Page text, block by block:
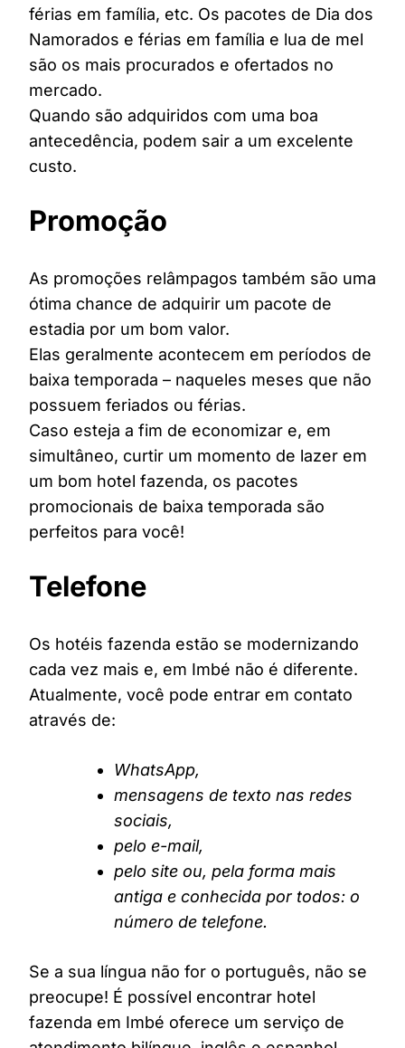
férias em família, etc. Os pacotes de Dia dos
Namorados e férias em família e lua de mel
são os mais procurados e ofertados no
mercado.
Quando são adquiridos com uma boa
antecedência, podem sair a um excelente
custo.
Promoção
As promoções relâmpagos também são uma
ótima chance de adquirir um pacote de
estadia por um bom valor.
Elas geralmente acontecem em períodos de
baixa temporada – naqueles meses que não
possuem feriados ou férias.
Caso esteja a fim de economizar e, em
simultâneo, curtir um momento de lazer em
um bom hotel fazenda, os pacotes
promocionais de baixa temporada são
perfeitos para você!
Telefone
Os hotéis fazenda estão se modernizando
cada vez mais e, em Imbé não é diferente.
Atualmente, você pode entrar em contato
através de:
WhatsApp,
mensagens de texto nas redes
sociais,
pelo e-mail,
pelo site ou, pela forma mais
antiga e conhecida por todos: o
número de telefone.
Se a sua língua não for o português, não se
preocupe! É possível encontrar hotel
fazenda em Imbé oferece um serviço de